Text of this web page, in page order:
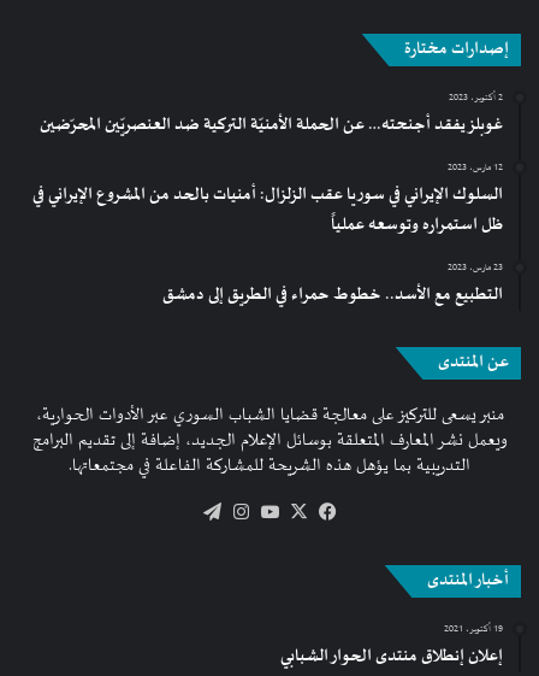
إصدارات مختارة
2 أكتوبر، 2023
غوبلز يفقد أجنحته… عن الحملة الأمنيّة التركية ضد العنصريّين المحرّضين
12 مارس، 2023
السلوك الإيراني في سوريا عقب الزلزال: أمنيات بالحد من المشروع الإيراني في
ظل استمراره وتوسعه عملياً
23 مارس، 2023
التطبيع مع الأسد.. خطوط حمراء في الطريق إلى دمشق
عن المنتدى
منبر يسعى للتركيز على معالجة قضايا الشباب السوري عبر الأدوات الحوارية،
ويعمل نشر المعارف المتعلقة بوسائل الإعلام الجديد، إضافة إلى تقديم البرامج
التدريبية بما يؤهل هذه الشريحة للمشاركة الفاعلة في مجتمعاتها.
فيسبوك‫X
‫YouTubeانستقرام
أخبار المنتدى
19 أكتوبر، 2021
إعلان إنطلاق منتدى الحوار الشبابي